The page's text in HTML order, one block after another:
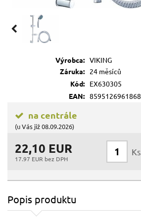
Výrobca: VIKING
Záruka:
24 měsíců
Kód:
EX630305
EAN: 8595126961868
na centrále
(u Vás již 08.09.2026)
22,10 EUR
17.97 EUR bez DPH
Ks
Popis produktu